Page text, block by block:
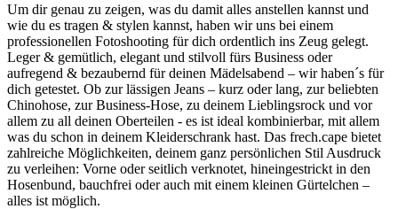
Um dir genau zu zeigen, was du damit alles anstellen kannst und
wie du es tragen & stylen kannst, haben wir uns bei einem
professionellen Fotoshooting für dich ordentlich ins Zeug gelegt.
Leger & gemütlich, elegant und stilvoll fürs Business oder
aufregend & bezaubernd für deinen Mädelsabend – wir haben´s für
dich getestet. Ob zur lässigen Jeans – kurz oder lang, zur beliebten
Chinohose, zur Business-Hose, zu deinem Lieblingsrock und vor
allem zu all deinen Oberteilen - es ist ideal kombinierbar, mit allem
was du schon in deinem Kleiderschrank hast. Das frech.cape bietet
zahlreiche Möglichkeiten, deinem ganz persönlichen Stil Ausdruck
zu verleihen: Vorne oder seitlich verknotet, hineingestrickt in den
Hosenbund, bauchfrei oder auch mit einem kleinen Gürtelchen –
alles ist möglich.